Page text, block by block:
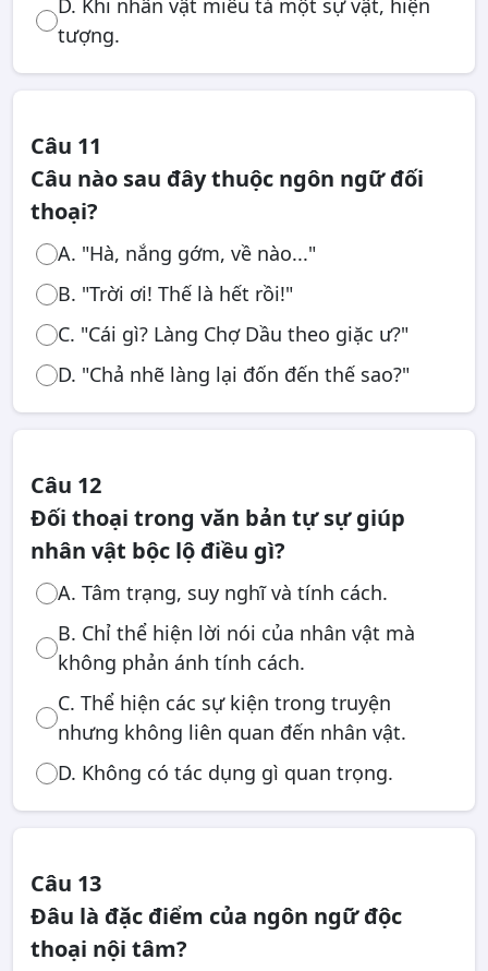
D. Khi nhân vật miêu tả một sự vật, hiện
tượng.
Câu 11
Câu nào sau đây thuộc ngôn ngữ đối
thoại?
A. "Hà, nắng gớm, về nào..."
B. "Trời ơi! Thế là hết rồi!"
C. "Cái gì? Làng Chợ Dầu theo giặc ư?"
D. "Chả nhẽ làng lại đốn đến thế sao?"
Câu 12
Đối thoại trong văn bản tự sự giúp
nhân vật bộc lộ điều gì?
A. Tâm trạng, suy nghĩ và tính cách.
B. Chỉ thể hiện lời nói của nhân vật mà
không phản ánh tính cách.
C. Thể hiện các sự kiện trong truyện
nhưng không liên quan đến nhân vật.
D. Không có tác dụng gì quan trọng.
Câu 13
Đâu là đặc điểm của ngôn ngữ độc
thoại nội tâm?